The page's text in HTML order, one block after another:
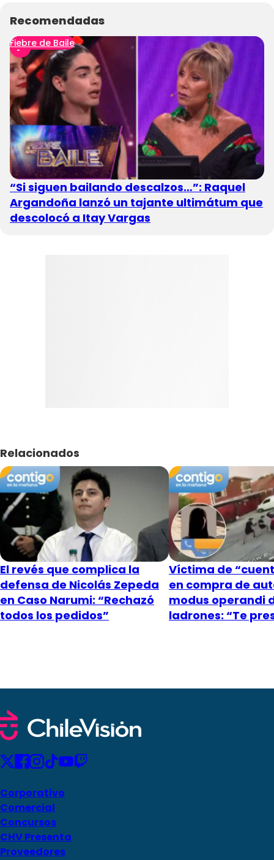
Recomendadas
Fiebre de Baile
“Si siguen bailando descalzos…”: Raquel
Argandoña lanzó un tajante ultimátum que
descolocó a Itay Vargas
Relacionados
El revés que complica la
defensa de Nicolás Zepeda
en Caso Narumi: “Rechazó
todos los pedidos”
Víctima de
en compra de
modus operandi
ladrones: “Te
Corporativo
Comercial
Concursos
CHV Presenta
Proveedores